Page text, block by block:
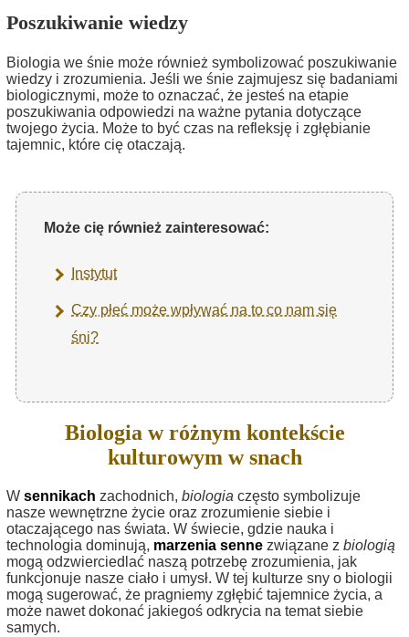
Poszukiwanie wiedzy
Biologia we śnie może również symbolizować poszukiwanie
wiedzy i zrozumienia. Jeśli we śnie zajmujesz się badaniami
biologicznymi, może to oznaczać, że jesteś na etapie
poszukiwania odpowiedzi na ważne pytania dotyczące
twojego życia. Może to być czas na refleksję i zgłębianie
tajemnic, które cię otaczają.
Może cię również zainteresować:
Instytut
Czy płeć może wpływać na to co nam się
śni?
Biologia w różnym kontekście
kulturowym w snach
W sennikach zachodnich, biologia często symbolizuje
nasze wewnętrzne życie oraz zrozumienie siebie i
otaczającego nas świata. W świecie, gdzie nauka i
technologia dominują, marzenia senne związane z biologią
mogą odzwierciedlać naszą potrzebę zrozumienia, jak
funkcjonuje nasze ciało i umysł. W tej kulturze sny o biologii
mogą sugerować, że pragniemy zgłębić tajemnice życia, a
może nawet dokonać jakiegoś odkrycia na temat siebie
samych.